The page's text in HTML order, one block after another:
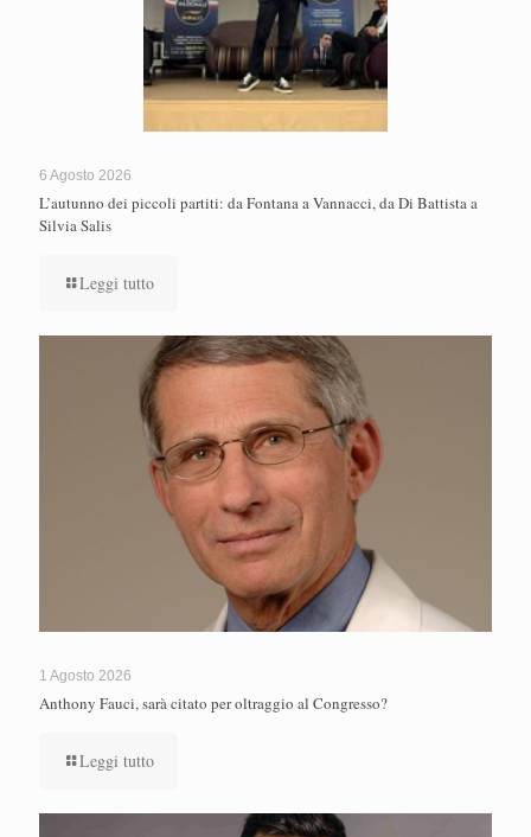
6 Agosto 2026
L’autunno dei piccoli partiti: da Fontana a Vannacci, da Di Battista a
Silvia Salis
Leggi tutto
1 Agosto 2026
Anthony Fauci, sarà citato per oltraggio al Congresso?
Leggi tutto